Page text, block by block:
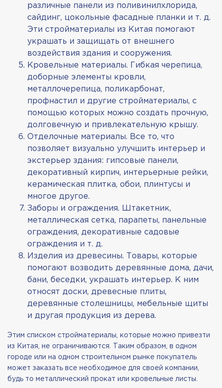
различные панели из поливинилхлорида,
сайдинг, цокольные фасадные планки и т. д.
Эти стройматериалы из Китая помогают
украшать и защищать от внешнего
воздействия здания и сооружения.
Кровельные материалы. Гибкая черепица,
доборные элементы кровли,
металлочерепица, поликарбонат,
профнастил и другие стройматериалы, с
помощью которых можно создать прочную,
долговечную и привлекательную крышу.
Отделочные материалы. Все то, что
позволяет визуально улучшить интерьер и
экстерьер здания: гипсовые панели,
декоративный кирпич, интерьерные рейки,
керамическая плитка, обои, плинтусы и
многое другое.
Заборы и ограждения. Штакетник,
металлическая сетка, парапеты, панельные
ограждения, декоративные садовые
ограждения и т. д.
Изделия из древесины. Товары, которые
помогают возводить деревянные дома, дачи,
бани, беседки, украшать интерьер. К ним
относят доски, древесные плиты,
деревянные столешницы, мебельные щиты
и другая продукция из дерева.
Этим списком стройматериалы, которые можно привезти
из Китая, не ограничиваются. Таким образом, в одном
городе или на одном строительном рынке покупатель
может заказать все необходимое для своей компании,
будь то металлический прокат или кровельные листы.